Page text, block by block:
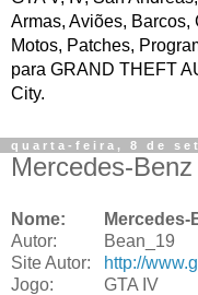
Armas, Aviões,
Motos, Patches,
para GRAND THEFT
City.
quarta-feira, 8 de
Mercedes-
Nome:
Mercedes-
Autor:
Bean_19
Site Autor:
http://
Jogo:
GTA IV